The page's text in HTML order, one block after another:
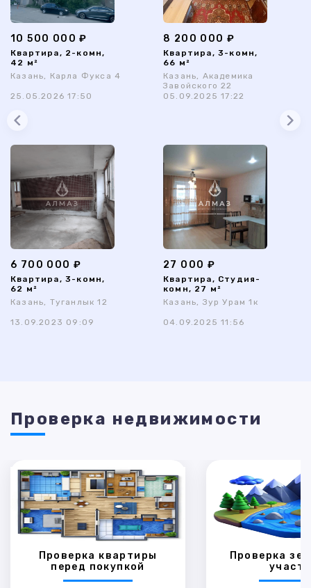
10 500 000 ₽
Квартира, 2-комн,
42 м²
Казань, Карла Фукса 4
25.05.2026 17:50
8 200 000 ₽
Квартира, 3-комн,
66 м²
Казань, Академика
Завойского 22
05.09.2025 17:22
6 700 000 ₽
Квартира, 3-комн,
62 м²
Казань, Туганлык 12
13.09.2023 09:09
27 000 ₽
Квартира, Студия-
комн, 27 м²
Казань, Зур Урам 1к
04.09.2025 11:56
Проверка недвижимости
Проверка квартиры
перед покупкой
Проверка